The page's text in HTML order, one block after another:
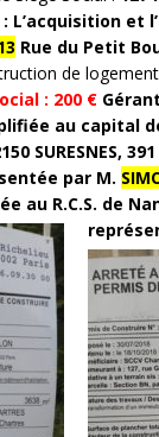
L’acquisition et
Rue du Petit
de
: 200 €
au capital
SURESNES, 391
par M.
au R.C.S. de